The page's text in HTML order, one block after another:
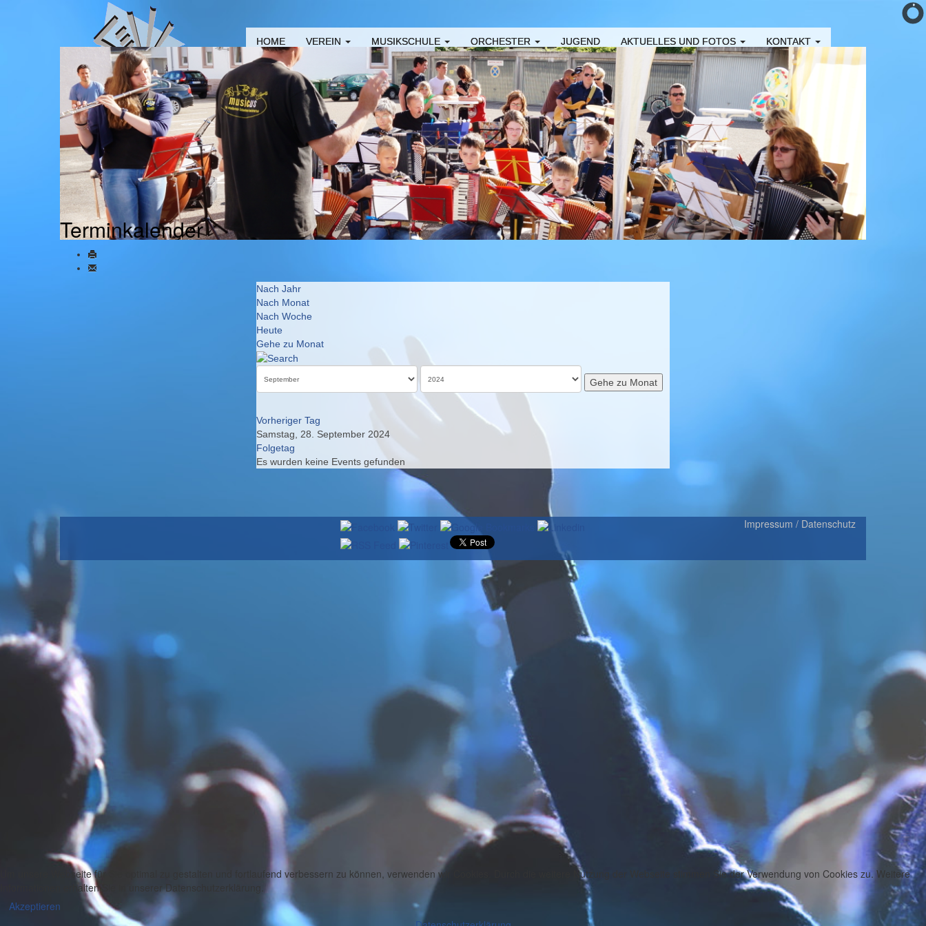
HOME VEREIN MUSIKSCHULE ORCHESTER JUGEND AKTUELLES UND FOTOS KONTAKT
Terminkalender
Nach Jahr
Nach Monat
Nach Woche
Heute
Gehe zu Monat
Gehe zu Monat
Vorheriger Tag
Samstag, 28. September 2024
Folgetag
Es wurden keine Events gefunden
Impressum / Datenschutz
Um unsere Webseite für Sie optimal zu gestalten und fortlaufend verbessern zu können, verwenden wir Cookies. Durch die weitere Nutzung der Webseite stimmen Sie der Verwendung von Cookies zu. Weitere
Informationen erhalten Sie in unserer Datenschutzerklärung.
Akzeptieren